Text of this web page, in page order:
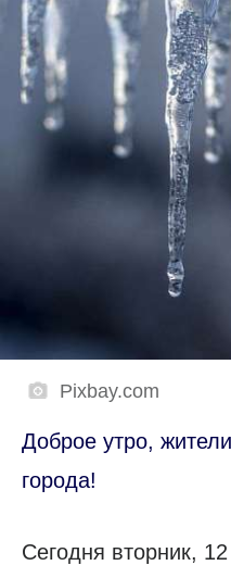
Pixbay.com
Доброе утро,
города!
Сегодня вторник,